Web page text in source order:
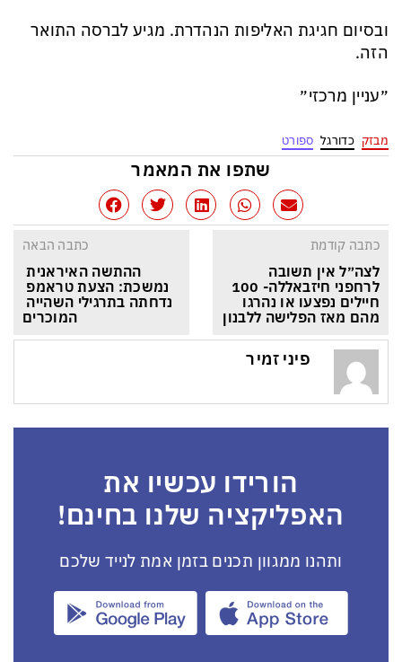
ובסיום חגיגת האליפות הנהדרת. מגיע לברסה התואר
הזה.
״עניין מרכזי״
מבזק כדורגל ספורט
שתפו את המאמר
כתבה קודמת
לצה״ל אין תשובה
חיילים נפצעו או נהרגו
מהם מאז הפלישה ללבנון
כתבה הבאה
ההתשה האיראנית
נמשכת: הצעת טראמפ
נדחתה בתרגילי השהייה
המוכרים
פיני זמיר
הורידו עכשיו את
האפליקציה שלנו בחינם!
ותהנו ממגוון תכנים בזמן אמת לנייד שלכם